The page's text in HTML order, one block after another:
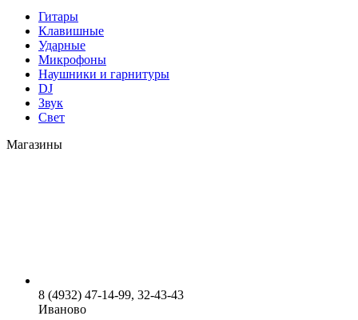
Гитары
Клавишные
Ударные
Микрофоны
Наушники и гарнитуры
DJ
Звук
Свет
Магазины
8 (4932) 47-14-99, 32-43-43
Иваново